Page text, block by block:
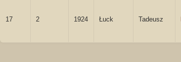
17 2 1924 Łuck Tadeusz